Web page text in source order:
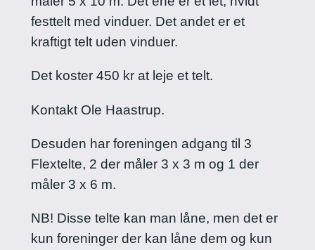
festtelt med vinduer. Det andet er et
kraftigt telt uden vinduer.
Det koster 450 kr at leje et telt.
Kontakt Ole Haastrup.
Desuden har foreningen adgang til 3
Flextelte, 2 der måler 3 x 3 m og 1 der
måler 3 x 6 m.
NB! Disse telte kan man låne, men det er
kun foreninger der kan låne dem og kun